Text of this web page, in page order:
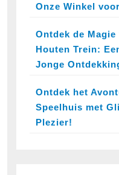
Onze Winkel
Ontdek de
Houten Trein:
Jonge
Ontdek het
Speelhuis met
Plezier!